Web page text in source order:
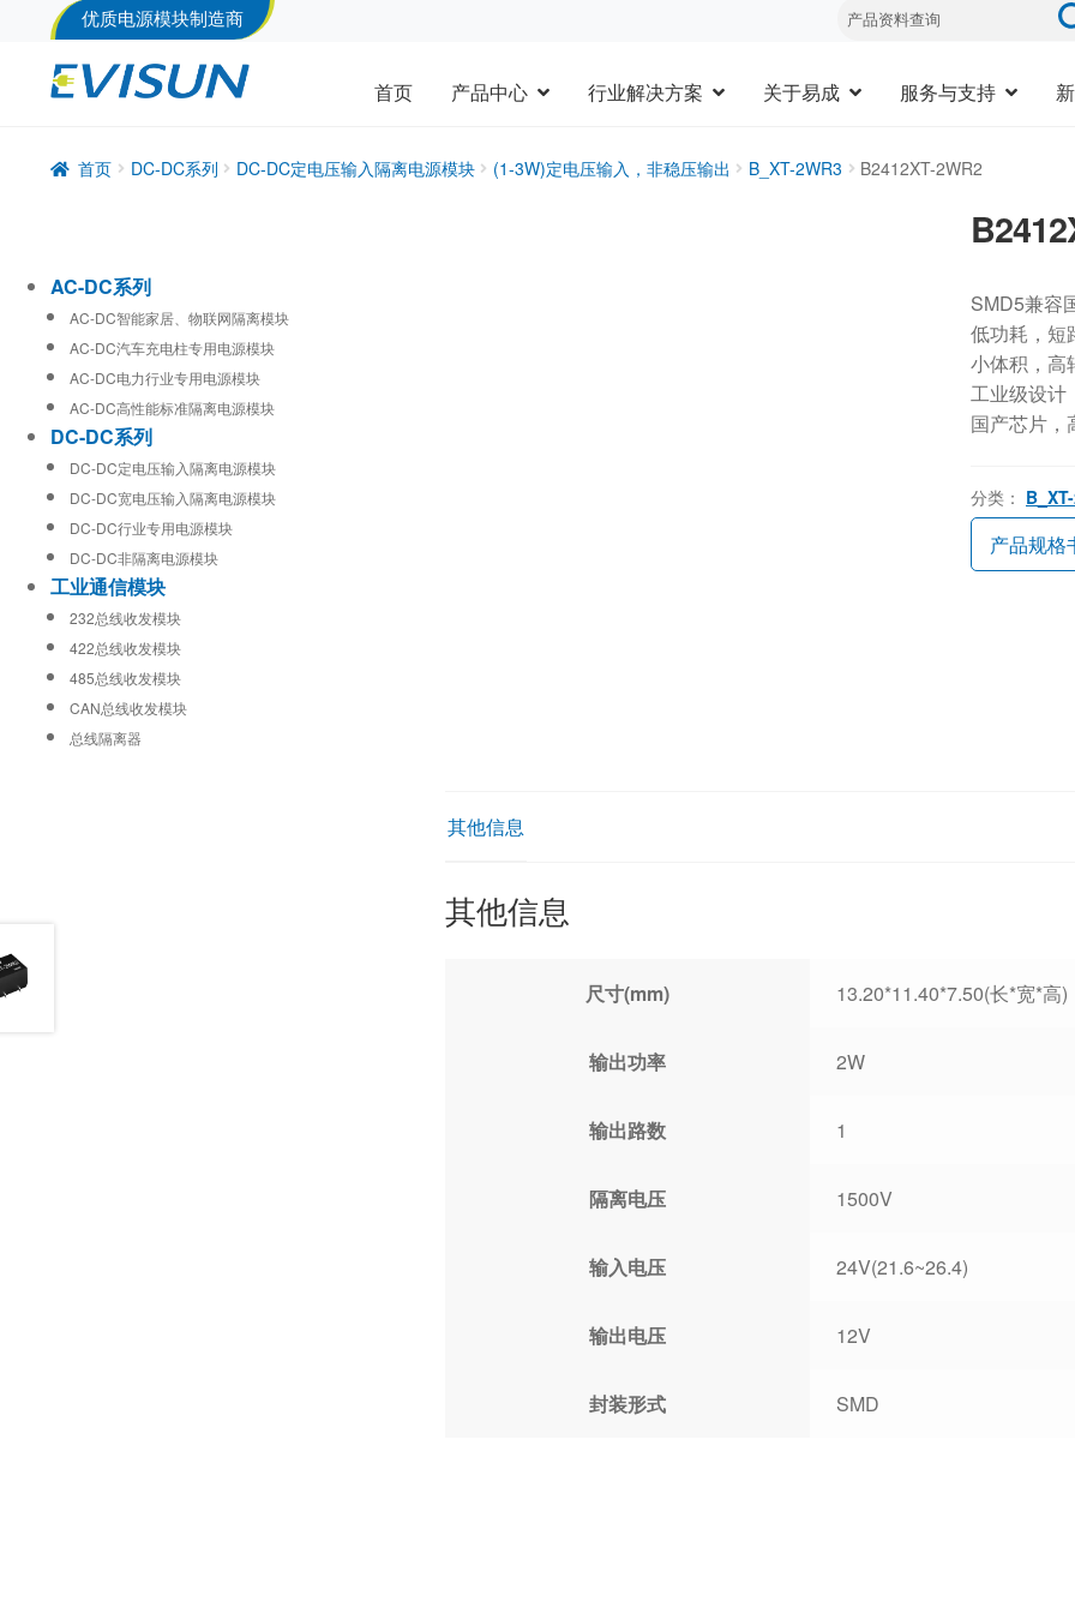
优质电源模块制造商
首页 产品中心 行业解决方案 关于易成 服务与支持
首页 DC-DC系列 DC-DC定电压输入隔离电源模块 (1-3W)定电压输入，非稳压输出 B_XT-2WR3 B2412XT-2WR2
SMD5兼容
低功耗，短
小体积，高
工业级设计
国产芯片，
分类：
产品规格
其他信息
其他信息
尺寸(mm) 13.20*11.40*7.50(长*宽*高)
输出功率 2W
输出路数 1
隔离电压 1500V
输入电压 24V(21.6~26.4)
输出电压 12V
封装形式 SMD
AC-DC系列
AC-DC智能家居、物联网隔离模块
AC-DC汽车充电柱专用电源模块
AC-DC电力行业专用电源模块
AC-DC高性能标准隔离电源模块
DC-DC系列
DC-DC定电压输入隔离电源模块
DC-DC宽电压输入隔离电源模块
DC-DC行业专用电源模块
DC-DC非隔离电源模块
工业通信模块
232总线收发模块
422总线收发模块
485总线收发模块
CAN总线收发模块
总线隔离器